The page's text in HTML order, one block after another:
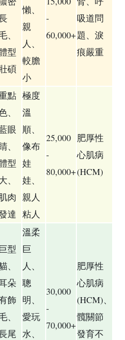
、
型
碩
懶、
親
人、
較膽
小
-
60,000+
吸道問
題、淚
痕嚴重
點
、
眼
、
型
、
肉
達
極度
溫
順、
像布
娃
娃、
親人
粘人
25,000
-
80,000+
肥厚性
心肌病
(HCM)
型
、
朵
飾
、
尾
溫柔
巨
人、
聰
明、
愛玩
水、
30,000
-
70,000+
肥厚性
心肌病
(HCM)、
髖關節
發育不